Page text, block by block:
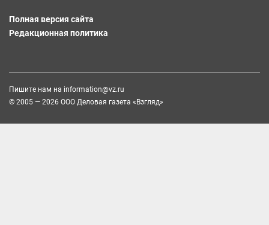
Полная версия сайта
Редакционная политика
Пишите нам на information@vz.ru
© 2005 — 2026 ООО Деловая газета «Взгляд»